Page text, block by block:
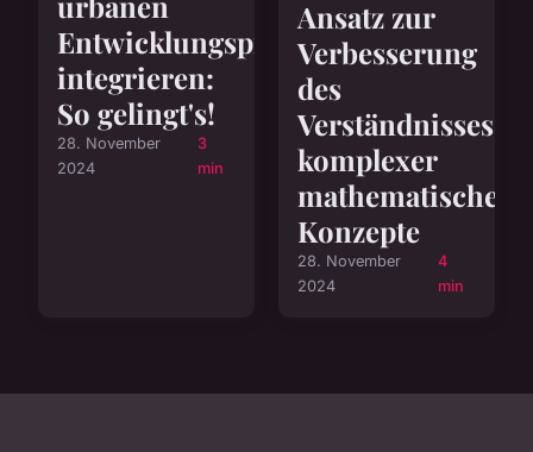
Entwicklungsprojekten
integrieren:
So gelingt's!
28. November
2024
3
min
Ansatz zur
Verbesserung
des
Verständnisses
komplexer
mathematischer
Konzepte
28. November
2024
4
min